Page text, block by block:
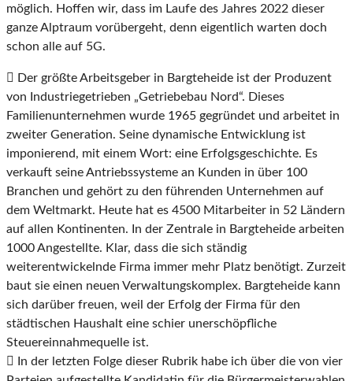
möglich. Hoffen wir, dass im Laufe des Jahres 2022 dieser
ganze Alptraum vorübergeht, denn eigentlich warten doch
schon alle auf 5G.
Der größte Arbeitsgeber in Bargteheide ist der Produzent
von Industriegetrieben „Getriebebau Nord“. Dieses
Familienunternehmen wurde 1965 gegründet und arbeitet in
zweiter Generation. Seine dynamische Entwicklung ist
imponierend, mit einem Wort: eine Erfolgsgeschichte. Es
verkauft seine Antriebssysteme an Kunden in über 100
Branchen und gehört zu den führenden Unternehmen auf
dem Weltmarkt. Heute hat es 4500 Mitarbeiter in 52 Ländern
auf allen Kontinenten. In der Zentrale in Bargteheide arbeiten
1000 Angestellte. Klar, dass die sich ständig
weiterentwickelnde Firma immer mehr Platz benötigt. Zurzeit
baut sie einen neuen Verwaltungskomplex. Bargteheide kann
sich darüber freuen, weil der Erfolg der Firma für den
städtischen Haushalt eine schier unerschöpfliche
Steuereinnahmequelle ist.
In der letzten Folge dieser Rubrik habe ich über die von vier